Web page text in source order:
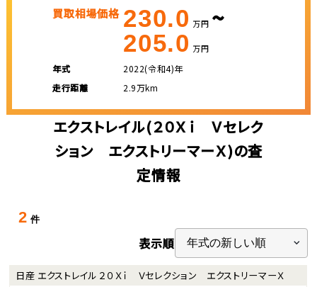
買取相場価格 230.0 万円 ~
205.0 万円
年式
2022(令和4)年
走行距離
2.9万km
エクストレイル(２０Ｘｉ Ｖセレク
ション エクストリーマーＸ)の査
定情報
2 件
表示順
日産 エクストレイル ２０Ｘｉ Ｖセレクション エクストリーマーＸ